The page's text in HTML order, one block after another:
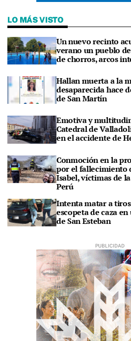
LO MÁS VISTO
Un nuevo recinto
verano un pueblo
de chorros, arcos
Hallan muerta a la
desaparecida hace
de San Martín
Emotiva y
Catedral de
en el accidente de
Conmoción en la
por el fallecimiento
Isabel, víctimas de
Perú
Intenta matar a
escopeta de caza
de San Esteban